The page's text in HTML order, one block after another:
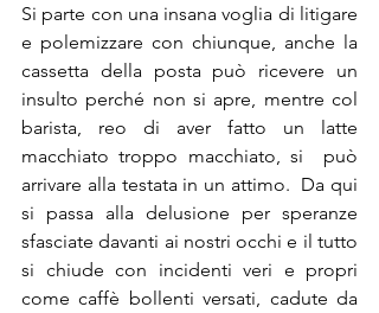
Si parte con una insana voglia di litigare
e polemizzare con chiunque, anche la
cassetta della posta può ricevere un
insulto perché non si apre, mentre col
barista, reo di aver fatto un latte
macchiato troppo macchiato, si  può
arrivare alla testata in un attimo.  Da qui
si passa alla delusione per speranze
sfasciate davanti ai nostri occhi e il tutto
si chiude con incidenti veri e propri
come caffè bollenti versati, cadute da